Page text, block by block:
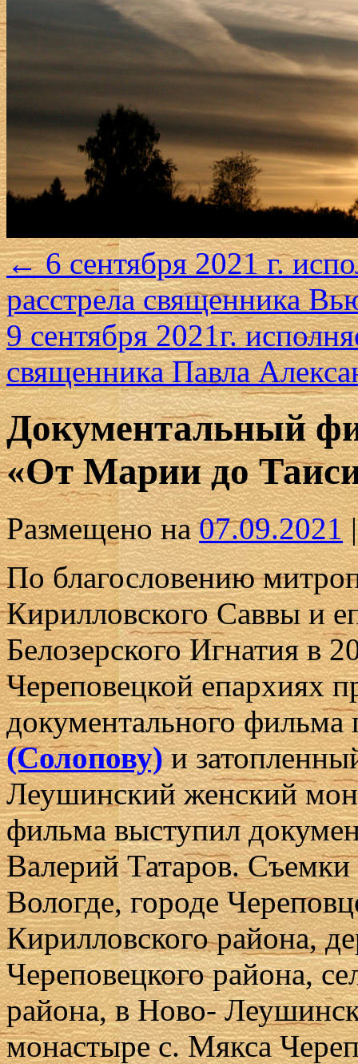
←6 сентября 2021 г.
расстрела священника
9 сентября 2021г.
священника Павла
Документальный
«От Марии до
Размещено на 07.09.2021 |
По благословению
Кирилловского Саввы и
Белозерского Игнатия в
Череповецкой епархиях
документального
(Солопову)и
Леушинский женский
фильма выступил
Валерий Татаров.
Вологде, городе
Кирилловского района,
Череповецкого района,
района, в Ново-
монастыре с. Мякса